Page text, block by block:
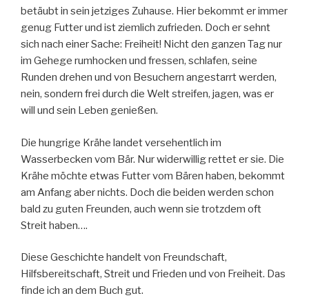
betäubt in sein jetziges Zuhause. Hier bekommt er immer
genug Futter und ist ziemlich zufrieden. Doch er sehnt
sich nach einer Sache: Freiheit! Nicht den ganzen Tag nur
im Gehege rumhocken und fressen, schlafen, seine
Runden drehen und von Besuchern angestarrt werden,
nein, sondern frei durch die Welt streifen, jagen, was er
will und sein Leben genießen.
Die hungrige Krähe landet versehentlich im
Wasserbecken vom Bär. Nur widerwillig rettet er sie. Die
Krähe möchte etwas Futter vom Bären haben, bekommt
am Anfang aber nichts. Doch die beiden werden schon
bald zu guten Freunden, auch wenn sie trotzdem oft
Streit haben….
Diese Geschichte handelt von Freundschaft,
Hilfsbereitschaft, Streit und Frieden und von Freiheit. Das
finde ich an dem Buch gut.